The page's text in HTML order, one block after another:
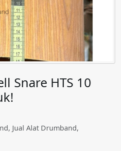
Snare HTS 10
, Jual Alat Drumband,